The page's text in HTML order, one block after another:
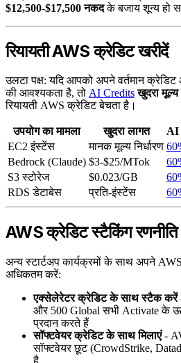
$12,500-$17,500 नकदके बजाय शून्य हो
रियायती AWS क्रेडिट खरीदें
उलटा पक्ष: यदि आपको अपने वर्तमान
की आवश्यकता है, तो AI Credits खुदरा
रियायती AWS क्रेडिट बेचता है।
उपयोग का मामला खुदरा लागत
AI
EC2 इंस्टेंस
मानक मूल्य निर्धारण
Bedrock (Claude) $3-$25/MTok
S3 स्टोरेज
$0.023/GB
RDS डेटाबेस
प्रति-इंस्टेंस
AWS क्रेडिट स्टैकिंग रणनीति
अन्य स्टार्टअप कार्यक्रमों के साथ अपने
अधिकतम करें:
एक्सेलेरेटर क्रेडिट के साथ स्टैक करें
और 500 Global सभी Activate के
प्रदान करते हैं
सॉफ्टवेयर क्रेडिट के साथ मिलाएं-
सॉफ्टवेयर छूट (CrowdStrike,